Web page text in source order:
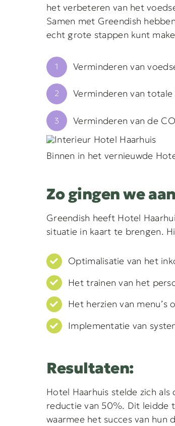
het verbeteren van het
Samen met Greendish
echt grote stappen kunt
1 Verminderen van
2 Verminderen van
3 Verminderen van de
Binnen in het vernieuwde
Zo gingen we
Greendish heeft Hotel
situatie in kaart te brengen.
Optimalisatie van het
Het trainen van het
Het herzien van
Implementatie van
Resultaten:
Hotel Haarhuis stelde zich
reductie van 50%. Dit leidde
waarmee het succes van hun